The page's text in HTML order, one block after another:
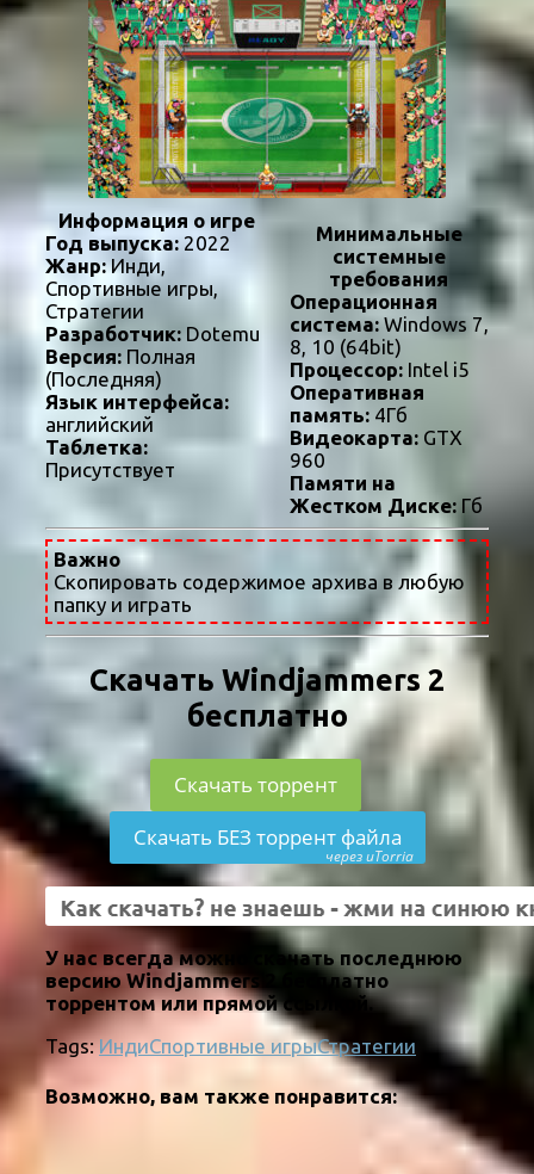
Информация о игре
Год выпуска: 2022
Жанр:Инди,
Спортивные игры,
Стратегии
Разработчик: Dotemu
Версия: Полная
(Последняя)
Язык интерфейса:
английский
Таблетка:
Присутствует
Минимальные
системные
требования
Операционная
система:Windows 7,
8, 10 (64bit)
Процессор:Intel i5
Оперативная
память:4Гб
Видеокарта:GTX
960
Памяти на
Жестком Диске:Гб
Важно
Скопировать содержимое архива в любую
папку и играть
Скачать Windjammers 2
бесплатно
Скачать торрент
Скачать БЕЗ торрент файла
через uTorria
У нас всегда можно скачать последнюю
версию Windjammers 2 бесплатно
торрентом или прямой ссылкой.
Tags: ИндиСпортивные игрыСтратегии
Возможно, вам также понравится: